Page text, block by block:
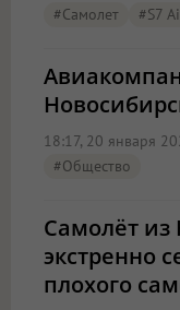
#Самолет
#S7
18:17, 20 января
#Общество
Самолёт из
экстренно
плохого